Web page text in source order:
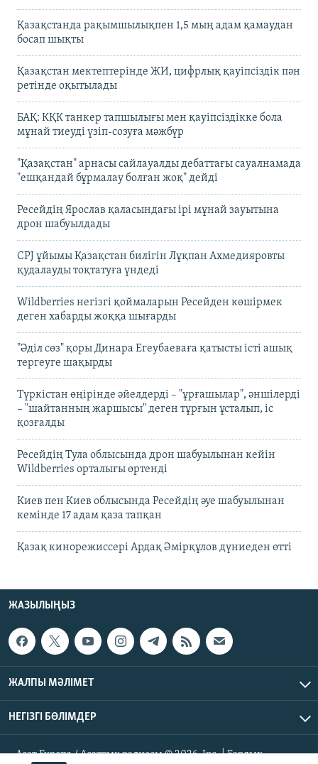
Қазақстанда рақымшылықпен 1,5 мың адам қамаудан
босап шықты
Қазақстан мектептерінде ЖИ, цифрлық қауіпсіздік пән
ретінде оқытылады
БАҚ: КҚК танкер тапшылығы мен қауіпсіздікке бола
мұнай тиеуді үзіп-созуға мәжбүр
"Қазақстан" арнасы сайлауалды дебаттағы сауалнамада
"ешқандай бұрмалау болған жоқ" дейді
Ресейдің Ярослав қаласындағы ірі мұнай зауытына
дрон шабуылдады
CPJ ұйымы Қазақстан билігін Лұқпан Ахмедияровты
қудалауды тоқтатуға үндеді
Wildberries негізгі қоймаларын Ресейден көшірмек
деген хабарды жоққа шығарды
"Әділ сөз" қоры Динара Егеубаеваға қатысты істі ашық
тергеуге шақырды
Түркістан өңірінде әйелдерді – "ұрғашылар", әншілерді
– "шайтанның жаршысы" деген тұрғын ұсталып, іс
қозғалды
Ресейдің Тула облысында дрон шабуылынан кейін
Wildberries орталығы өртенді
Киев пен Киев облысында Ресейдің әуе шабуылынан
кемінде 17 адам қаза тапқан
Қазақ кинорежиссері Ардақ Әмірқұлов дүниеден өтті
ЖАЗЫЛЫҢЫЗ
ЖАЛПЫ МӘЛІМЕТ
НЕГІЗГІ БӨЛІМДЕР
Азат Еуропа / Азаттық радиосы © 2026, Inc. | Барлық